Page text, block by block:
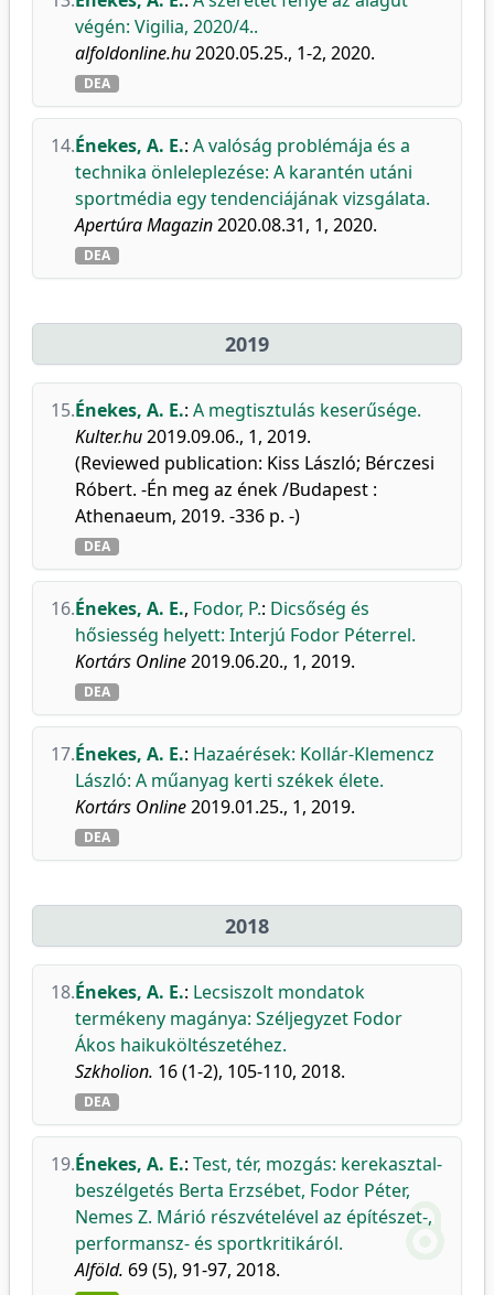
végén: Vigilia, 2020/4..
alfoldonline.hu2020.05.25., 1-2, 2020.
DEA
14.Énekes, A. E.: A valóság problémája és a
technika önleleplezése: A karantén utáni
sportmédia egy tendenciájának vizsgálata.
Apertúra Magazin2020.08.31, 1, 2020.
DEA
2019
15.Énekes, A. E.: A megtisztulás keserűsége.
Kulter.hu2019.09.06., 1, 2019.
(Reviewed publication: Kiss László; Bérczesi
Róbert. -Én meg az ének /Budapest :
Athenaeum, 2019. -336 p. -)
DEA
16.Énekes, A. E., Fodor, P.: Dicsőség és
hősiesség helyett: Interjú Fodor Péterrel.
Kortárs Online2019.06.20., 1, 2019.
DEA
17.Énekes, A. E.: Hazaérések: Kollár-Klemencz
László: A műanyag kerti székek élete.
Kortárs Online2019.01.25., 1, 2019.
DEA
2018
18.Énekes, A. E.: Lecsiszolt mondatok
termékeny magánya: Széljegyzet Fodor
Ákos haikuköltészetéhez.
Szkholion. 16 (1-2), 105-110, 2018.
DEA
19.Énekes, A. E.: Test, tér, mozgás: kerekasztal-
beszélgetés Berta Erzsébet, Fodor Péter,
Nemes Z. Márió részvételével az építészet-,
performansz- és sportkritikáról.
Alföld. 69 (5), 91-97, 2018.